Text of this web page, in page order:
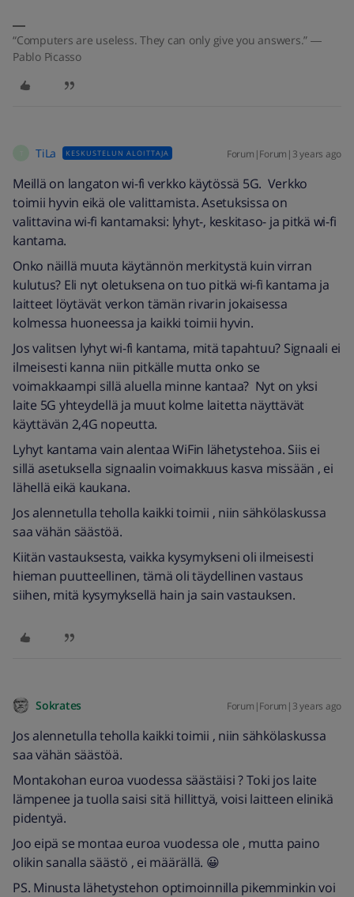
“Computers are useless. They can only give you answers.” ―
Pablo Picasso
TiLa KESKUSTELUN ALOITTAJA Forum|Forum|3 years ago
Meillä on langaton wi-fi verkko käytössä 5G. Verkko
toimii hyvin eikä ole valittamista. Asetuksissa on
valittavina wi-fi kantamaksi: lyhyt-, keskitaso- ja pitkä wi-fi
kantama.
Onko näillä muuta käytännön merkitystä kuin virran
kulutus? Eli nyt oletuksena on tuo pitkä wi-fi kantama ja
laitteet löytävät verkon tämän rivarin jokaisessa
kolmessa huoneessa ja kaikki toimii hyvin.
Jos valitsen lyhyt wi-fi kantama, mitä tapahtuu? Signaali ei
ilmeisesti kanna niin pitkälle mutta onko se
voimakkaampi sillä aluella minne kantaa? Nyt on yksi
laite 5G yhteydellä ja muut kolme laitetta näyttävät
käyttävän 2,4G nopeutta.
Lyhyt kantama vain alentaa WiFin lähetystehoa. Siis ei
sillä asetuksella signaalin voimakkuus kasva missään , ei
lähellä eikä kaukana.
Jos alennetulla teholla kaikki toimii , niin sähkölaskussa
saa vähän säästöä.
Kiitän vastauksesta, vaikka kysymykseni oli ilmeisesti
hieman puutteellinen, tämä oli täydellinen vastaus
siihen, mitä kysymyksellä hain ja sain vastauksen.
Sokrates Forum|Forum|3 years ago
Jos alennetulla teholla kaikki toimii , niin sähkölaskussa
saa vähän säästöä.
Montakohan euroa vuodessa säästäisi ? Toki jos laite
lämpenee ja tuolla saisi sitä hillittyä, voisi laitteen elinikä
pidentyä.
Joo eipä se montaa euroa vuodessa ole , mutta paino
olikin sanalla säästö , ei määrällä. 😀
PS. Minusta lähetystehon optimoinnilla pikemminkin voi